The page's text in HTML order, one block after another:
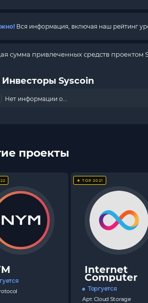
Вся информация, включая наш рейтинг
сумма привлеченных средств проектом
Инвесторы Syscoin
Нет информации о...
проекты
★ TOP 2021
Internet
Computer
Торгуется
Арт. Cloud Storage